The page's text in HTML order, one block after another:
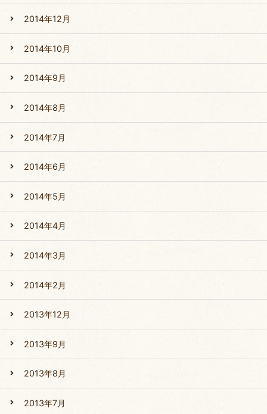
2014年12月
2014年10月
2014年9月
2014年8月
2014年7月
2014年6月
2014年5月
2014年4月
2014年3月
2014年2月
2013年12月
2013年9月
2013年8月
2013年7月